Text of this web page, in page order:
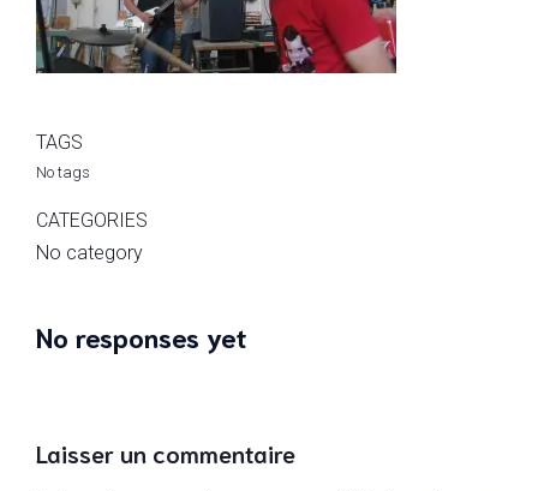
TAGS
No tags
CATEGORIES
No category
No responses yet
Laisser un commentaire